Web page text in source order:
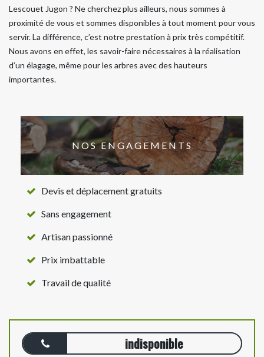
Lescouet Jugon ? Ne cherchez plus ailleurs, nous sommes à
proximité de vous et sommes disponibles à tout moment pour vous
servir. La différence, c’est notre prestation à prix très compétitif.
Nous avons en effet, les savoir-faire nécessaires à la réalisation
d’un élagage, même pour les arbres avec des hauteurs
importantes.
NOS ENGAGEMENTS
Devis et déplacement gratuits
Sans engagement
Artisan passionné
Prix imbattable
Travail de qualité
indisponible